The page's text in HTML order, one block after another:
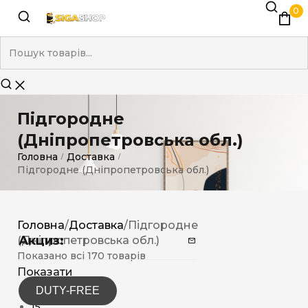
0
Підгородне
(Дніпропетровська обл.)
Головна / Доставка /
Підгородне (Дніпропетровська обл.)
Акциз:
DUTY-FREE
Головна/Доставка/Підгородне
(Дніпропетровська обл.)
Показано всі 170 товарів
Показати
12